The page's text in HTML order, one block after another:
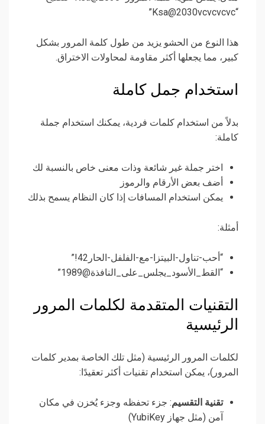
“Ksa@2030vcvcvcvc”
هذا النوع من الحشو يزيد من طول كلمة المرور بشكل
كبير، مما يجعلها أكثر مقاومة لمحاولات الاختراق.
استخدام جمل كاملة
بدلاً من استخدام كلمات فردية، يمكنك استخدام جملة
كاملة:
اختر جملة غير شائعة وذات معنى خاص بالنسبة لك
أضف بعض الأرقام والرموز
يمكن استخدام المسافات إذا كان النظام يسمح بذلك
أمثلة:
“أحب-تناول-البيتزا-مع-الفلفل-الحار42!”
“القط_الأسود_يجلس_على_النافذة@1989”
التقنيات المتقدمة لكلمات المرور
الرئيسية
لكلمات المرور الرئيسية (مثل تلك الخاصة بمدير كلمات
المرور)، يمكن استخدام تقنيات أكثر تعقيدًا:
تقنية التقسيم: جزء تحفظه وجزء يُخزن في مكان
آمن (مثل جهاز YubiKey)